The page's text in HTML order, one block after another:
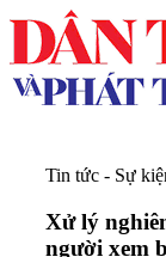
Tin tức - Sự
Xử lý
người xem